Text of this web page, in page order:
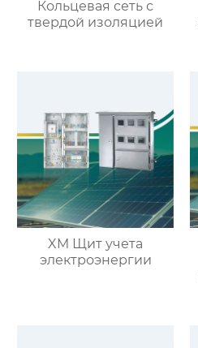
Кольцевая сеть с
твердой изоляцией
XM Щит учета
электроэнергии